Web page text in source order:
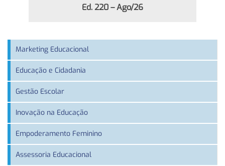
Ed. 220 – Ago/26
Marketing Educacional
Educação e Cidadania
Gestão Escolar
Inovação na Educação
Empoderamento Feminino
Assessoria Educacional